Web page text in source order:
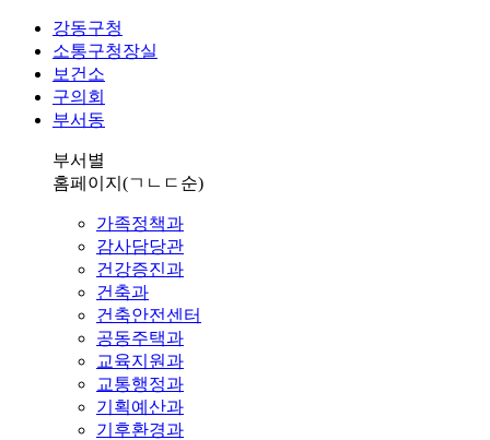
강동구청
소통구청장실
보건소
구의회
부서동
부서별
홈페이지 (ㄱㄴㄷ순)
가족정책과
감사담당관
건강증진과
건축과
건축안전센터
공동주택과
교육지원과
교통행정과
기획예산과
기후환경과